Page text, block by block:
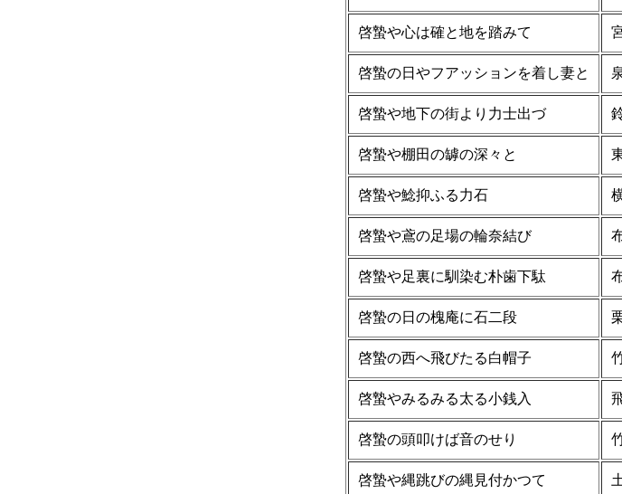
啓蟄や心は確と地を踏みて
啓蟄の日やフアッションを着し妻と
啓蟄や地下の街より力士出づ
啓蟄や棚田の罅の深々と
啓蟄や鯰抑ふる力石
啓蟄や鳶の足場の輪奈結び
啓蟄や足裏に馴染む朴歯下駄
啓蟄の日の槐庵に石二段
啓蟄の西へ飛びたる白帽子
啓蟄やみるみる太る小銭入
啓蟄の頭叩けば音のせり
啓蟄や縄跳びの縄見付かつて